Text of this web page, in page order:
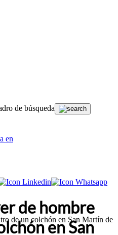
de búsqueda
de un colchón en San Martín de
en
de hombre
en San